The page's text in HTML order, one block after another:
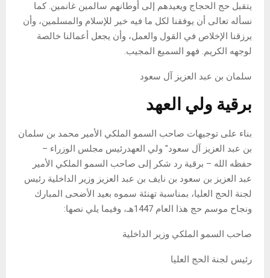
يتقبل حج الحجاج ويعيدهم إلى أوطانهم سالمين غانمين. كما
نسأله تعالى أن يوفقنا لكل ما فيه خير للإسلام والمسلمين، وأن
يرزقنا الإخلاص في القول والعمل، وأن يجعل أعمالنا خالصة
لوجهه الكريم. فهو السميع المجيب.
سلمان بن عبد العزيز آل سعود
برقية ولي العهد
بناء على توجيهات صاحب السمو الملكي الأمير محمد بن سلمان
بن عبد العزيز آل سعود" ولي العهدرئيس مجلس الوزراء –
حفظه الله – برقية رد شكر إلى صاحب السمو الملكي الأمير
عبد العزيز بن سعود بن نايف بن عبد العزيز وزير الداخلية رئيس
لجنة الحج العليا، بمناسبة تهنئة سموه بعيد الأضحى المبارك
ونجاح موسم حج هذا العام 1447هـ، وفيما يلي نصها:
صاحب السمو الملكي وزير الداخلية
رئيس لجنة الحج العليا